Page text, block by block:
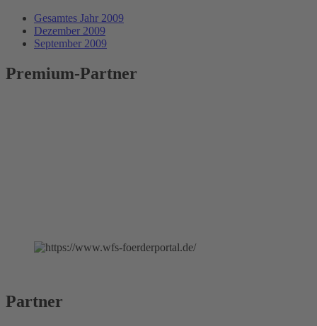
Gesamtes Jahr 2009
Dezember 2009
September 2009
Premium-Partner
Partner